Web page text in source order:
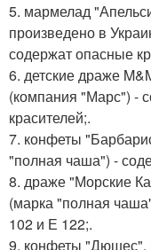
5. мармелад
произведено в
содержат опасные
6. детские драже
(компания "Марс") -
красителей;.
7. конфеты
"полная чаша") -
8. драже "Морские
(марка "полная
102 и Е 122;.
9. конфеты "Дюшес",